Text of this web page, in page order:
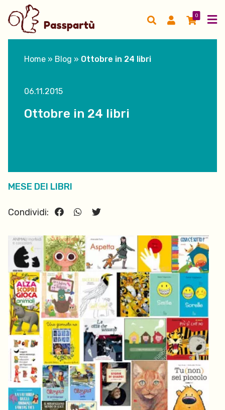
0
Home » Blog » Ottobre in 24 libri
06.11.2015
Ottobre in 24 libri
MESE DEI LIBRI
Condividi: